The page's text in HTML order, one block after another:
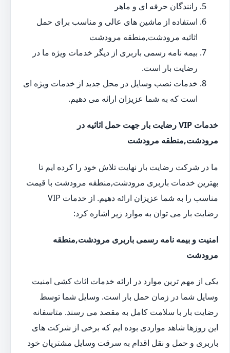
رانندگان حرفه ای و ماهر
استفاده از ماشین های عالی و مناسب برای حمل
اثاثیه مرودشت,منطقه مرودشت
بیمه نامه رسمی باربری از دیگر خدمات ویژه ما در
رضایت بار است.
خدمات نصب وسایل در محل جدید از خدمات ویژه ای
است که به شما عزیزان ارائه می دهیم.
خدمات VIP رضایت بار جهت حمل اثاثیه در
مرودشت,منطقه مرودشت
ما در شرکت رضایت بار نهایت تلاش خود را کرده ایم تا
بهترین خدمات باربری مرودشت,منطقه مرودشت با قیمت
مناسب را به شما عزیزان ارائه دهیم. از خدمات VIP
رضایت بار می توان به موارد زیر اشاره کرد:
امنیت و بیمه نامه رسمی باربری مرودشت,منطقه
مرودشت
یکی از مهم ترین موارد در ارائه خدمات اثاث کشی امنیت
وسایل شما در زمان حمل بار است. وسایل شما توسط
رضایت بار با سلامت کامل به مقصد می رسند. متاسفانه
این روزها شاهد مواردی بوده ایم که برخی از شرکت های
باربری و حمل و نقل اقدام به سرقت وسایل مشتریان خود